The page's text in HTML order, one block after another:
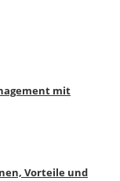
mit
Vorteile und